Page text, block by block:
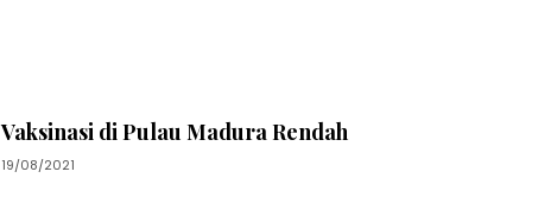
Vaksinasi di Pulau Madura Rendah
19/08/2021